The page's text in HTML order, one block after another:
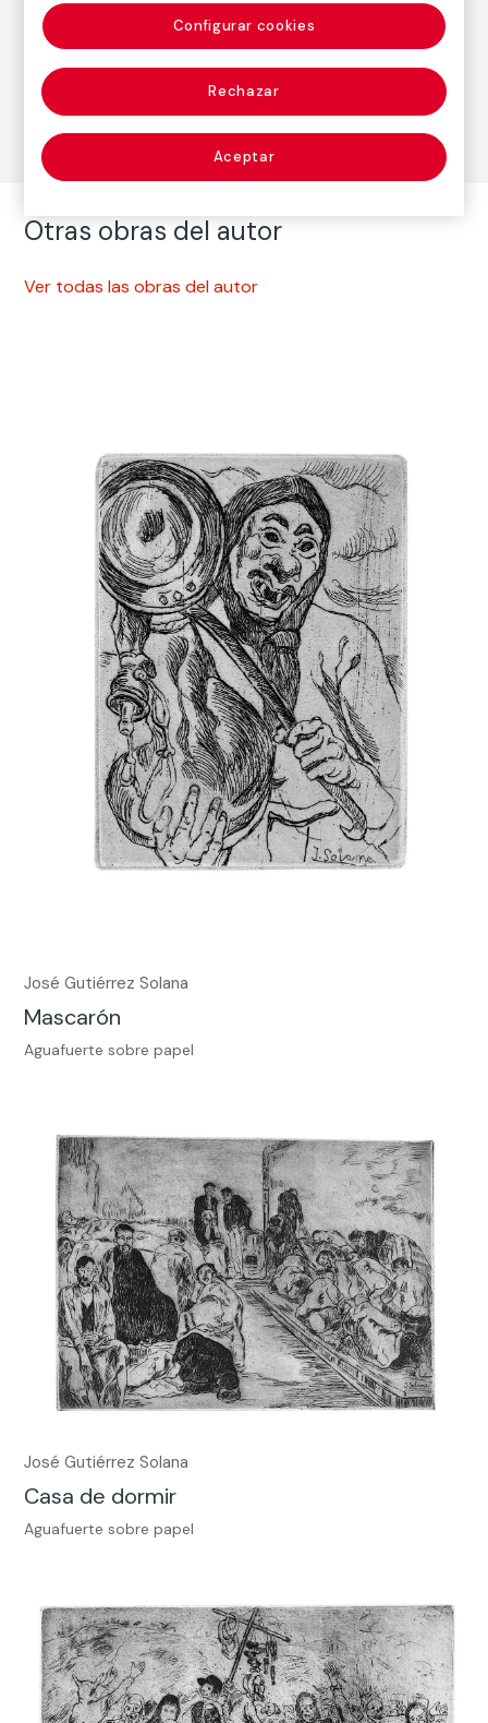
Nacimiento: Madrid, 1886
Fallecimiento: Madrid, 1945
Estampa
Otras obras del autor
Ver todas las obras del autor
José Gutiérrez Solana
Mascarón
Aguafuerte sobre papel
José Gutiérrez Solana
Casa de dormir
Aguafuerte sobre papel
Rechazar
Aceptar
Configurar cookies